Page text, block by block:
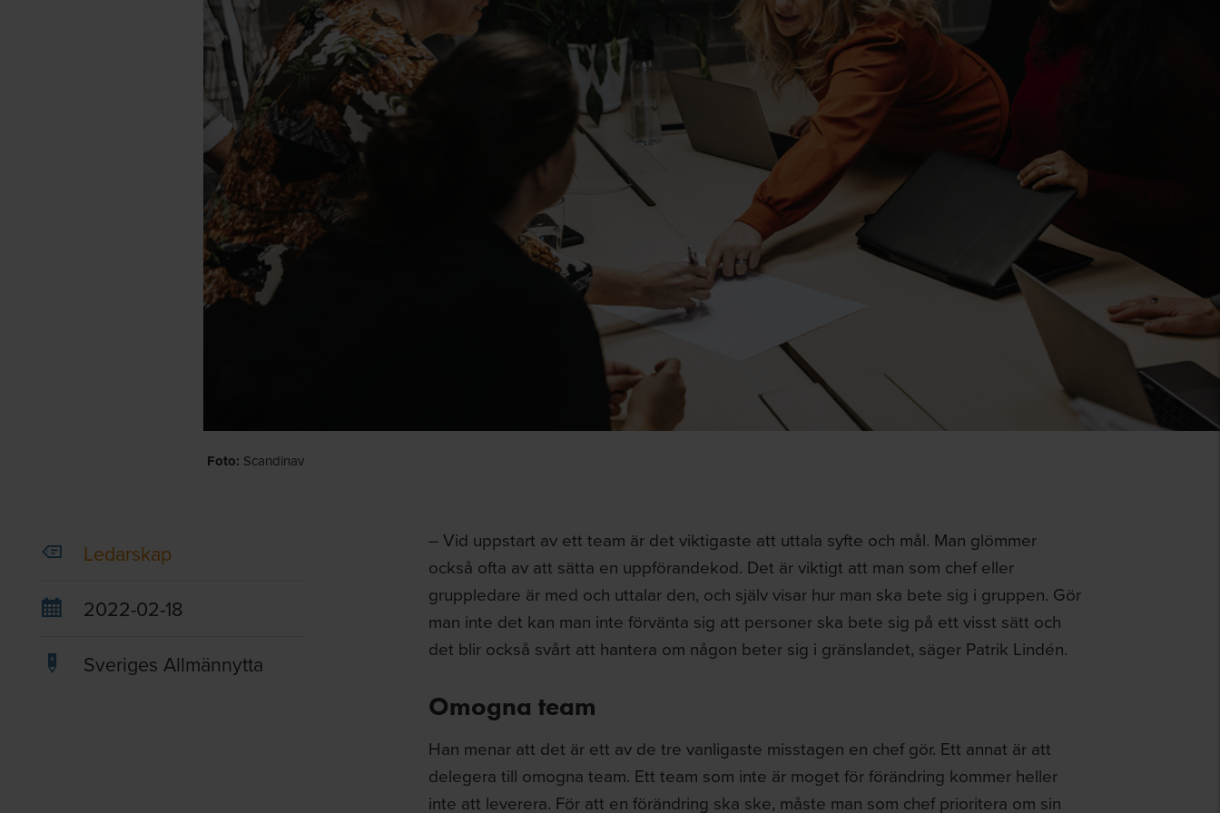
Foto: Scandinav
Ledarskap
2022-02-18
Sveriges Allmännytta
– Vid uppstart av ett team är det viktigaste att uttala syfte och mål. Man glömmer
också ofta av att sätta en uppförandekod. Det är viktigt att man som chef eller
gruppledare är med och uttalar den, och själv visar hur man ska bete sig i gruppen. Gör
man inte det kan man inte förvänta sig att personer ska bete sig på ett visst sätt och
det blir också svårt att hantera om någon beter sig i gränslandet, säger Patrik Lindén.
Omogna team
Han menar att det är ett av de tre vanligaste misstagen en chef gör. Ett annat är att
delegera till omogna team. Ett team som inte är moget för förändring kommer heller
inte att leverera. För att en förändring ska ske, måste man som chef prioritera om sin